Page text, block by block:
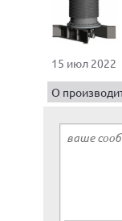
15 июл 2022
О